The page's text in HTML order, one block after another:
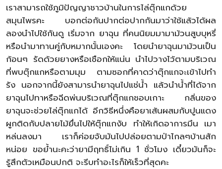
เราสามารถใช้ภูมิปัญญาชาวบ้านในการไล่ตุ๊กแกด้วย
สมุนไพรคะ บอกต่อกันปากต่อปากกันมาว่าใช้แล้วได้ผล
ลองนำไปใช้กันดู เริ่มจาก ยาฉุน ที่คนนิยมมามาม้วนสูบบุหรี่
หรือนำมาทานคู่กับหมากนั้นเองคะ โดยนำยาฉุนมาม้วนเป็น
ก้อนๆ รัดด้วยยางหรือเชือกให้แน่น นำไปวางไว้ตามบริเวณ
ที่พบตุ๊กแกหรือตามมุม ตามซอกที่คาดว่าตุ๊กแกจะเข้าไปทำ
รัง นอกจากนี้ยังสามารนำยาฉุนไปแช่น้ำ แล้วนำน้ำที่ได้จาก
ยาฉุนไปทาหรือฉีดพ่นบริเวณที่ตุ๊กแกชอบเกาะ กลิ่นของ
ยาฉุนจะช่วยไล่ตุ๊กแกได้ อีกวิธีหนึ่งคือยาเส้นผสมกับปูนแดง
ผูกติดกับปลายไม้ยื่นไปให้ตุ๊กแกงับ ทำให้เกิดอาการมึน เมา
หล่นลงมา เราก็ค่อยจับมันไปปล่อยตามป่าไกลๆบ้านสัก
หน่อย ขอย้ำนะคะว่ายามีฤทธิ์ไม่เกิน 1 ชั่วโมง เดี๋ยวมันก็จะ
รู้สึกตัวเหมือนปกติ จะรีบทำอะไรก็ให้เร็วที่สุดคะ